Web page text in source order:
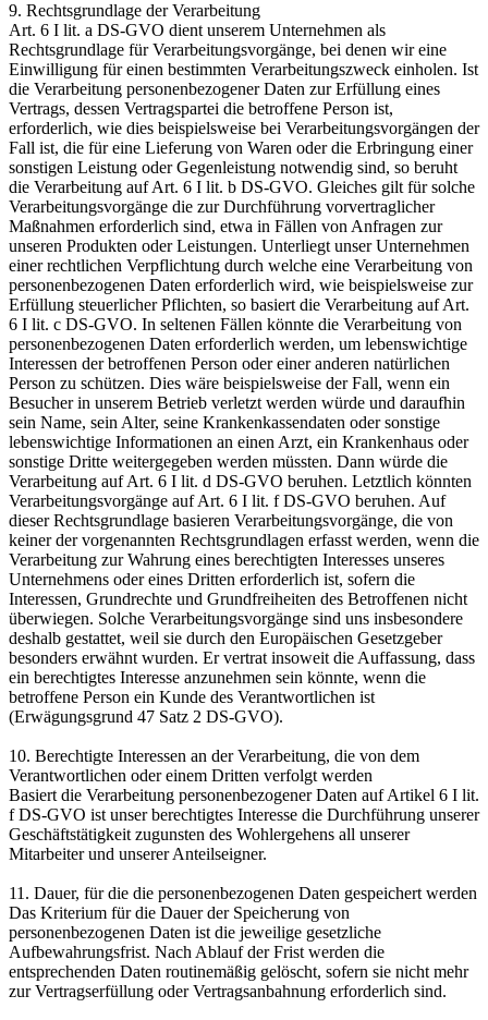
9. Rechtsgrundlage der Verarbeitung
Art. 6 I lit. a DS-GVO dient unserem Unternehmen als
Rechtsgrundlage für Verarbeitungsvorgänge, bei denen wir eine
Einwilligung für einen bestimmten Verarbeitungszweck einholen. Ist
die Verarbeitung personenbezogener Daten zur Erfüllung eines
Vertrags, dessen Vertragspartei die betroffene Person ist,
erforderlich, wie dies beispielsweise bei Verarbeitungsvorgängen der
Fall ist, die für eine Lieferung von Waren oder die Erbringung einer
sonstigen Leistung oder Gegenleistung notwendig sind, so beruht
die Verarbeitung auf Art. 6 I lit. b DS-GVO. Gleiches gilt für solche
Verarbeitungsvorgänge die zur Durchführung vorvertraglicher
Maßnahmen erforderlich sind, etwa in Fällen von Anfragen zur
unseren Produkten oder Leistungen. Unterliegt unser Unternehmen
einer rechtlichen Verpflichtung durch welche eine Verarbeitung von
personenbezogenen Daten erforderlich wird, wie beispielsweise zur
Erfüllung steuerlicher Pflichten, so basiert die Verarbeitung auf Art.
6 I lit. c DS-GVO. In seltenen Fällen könnte die Verarbeitung von
personenbezogenen Daten erforderlich werden, um lebenswichtige
Interessen der betroffenen Person oder einer anderen natürlichen
Person zu schützen. Dies wäre beispielsweise der Fall, wenn ein
Besucher in unserem Betrieb verletzt werden würde und daraufhin
sein Name, sein Alter, seine Krankenkassendaten oder sonstige
lebenswichtige Informationen an einen Arzt, ein Krankenhaus oder
sonstige Dritte weitergegeben werden müssten. Dann würde die
Verarbeitung auf Art. 6 I lit. d DS-GVO beruhen. Letztlich könnten
Verarbeitungsvorgänge auf Art. 6 I lit. f DS-GVO beruhen. Auf
dieser Rechtsgrundlage basieren Verarbeitungsvorgänge, die von
keiner der vorgenannten Rechtsgrundlagen erfasst werden, wenn die
Verarbeitung zur Wahrung eines berechtigten Interesses unseres
Unternehmens oder eines Dritten erforderlich ist, sofern die
Interessen, Grundrechte und Grundfreiheiten des Betroffenen nicht
überwiegen. Solche Verarbeitungsvorgänge sind uns insbesondere
deshalb gestattet, weil sie durch den Europäischen Gesetzgeber
besonders erwähnt wurden. Er vertrat insoweit die Auffassung, dass
ein berechtigtes Interesse anzunehmen sein könnte, wenn die
betroffene Person ein Kunde des Verantwortlichen ist
(Erwägungsgrund 47 Satz 2 DS-GVO).
10. Berechtigte Interessen an der Verarbeitung, die von dem
Verantwortlichen oder einem Dritten verfolgt werden
Basiert die Verarbeitung personenbezogener Daten auf Artikel 6 I lit.
f DS-GVO ist unser berechtigtes Interesse die Durchführung unserer
Geschäftstätigkeit zugunsten des Wohlergehens all unserer
Mitarbeiter und unserer Anteilseigner.
11. Dauer, für die die personenbezogenen Daten gespeichert werden
Das Kriterium für die Dauer der Speicherung von
personenbezogenen Daten ist die jeweilige gesetzliche
Aufbewahrungsfrist. Nach Ablauf der Frist werden die
entsprechenden Daten routinemäßig gelöscht, sofern sie nicht mehr
zur Vertragserfüllung oder Vertragsanbahnung erforderlich sind.